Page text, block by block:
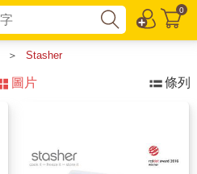
0
＞ Stasher
圖片 條列